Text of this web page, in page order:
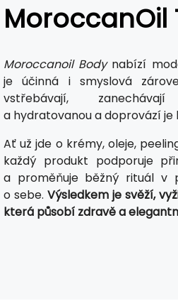
MoroccanOil
Moroccanoil Bodynabízí
je účinná i smyslová
vstřebávají,
a hydratovanou a doprovází je
Ať už jde o krémy, oleje,
každý produkt podporuje
a proměňuje běžný rituál v
o sebe. Výsledkem je svěží,
která působí zdravě a